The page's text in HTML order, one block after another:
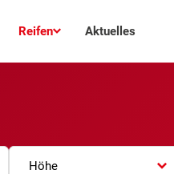
Reifen Aktuelles
Höhe